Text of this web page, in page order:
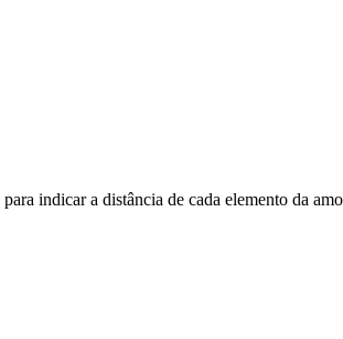
indicar a distância de cada elemento da